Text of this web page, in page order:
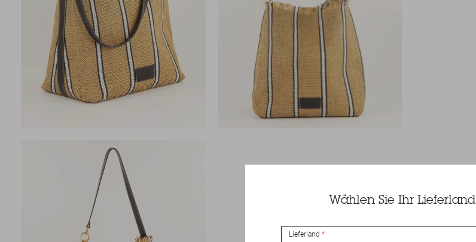
Wählen Sie Ihr Lieferland
Lieferland